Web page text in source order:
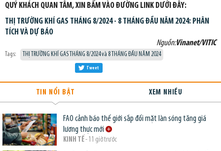
QUÝ KHÁCH QUAN TÂM, XIN BẤM VÀO ĐƯỜNG LINK DƯỚI ĐÂY:
THỊ TRƯỜNG KHÍ GAS THÁNG 8/2024 - 8 THÁNG ĐẦU NĂM 2024: PHÂN
TÍCH VÀ DỰ BÁO
Nguồn:Vinanet/VITIC
Tags: THỊ TRƯỜNG KHÍ GAS THÁNG 8/2024 và 8 THÁNG ĐẦU NĂM 2024
Tweet
TIN NỔI BẬT XEM NHIỀU
FAO cảnh báo thế giới sắp đối mặt làn sóng tăng giá
lương thực mới
KINH TẾ- 11 giờ trước